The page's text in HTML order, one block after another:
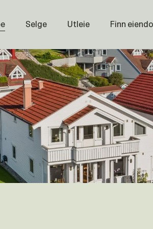
Selge Utleie Finn